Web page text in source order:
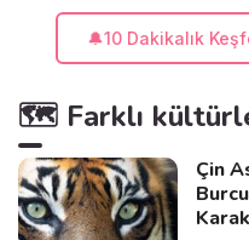
🔔10 Dakikalık
🗺️ Farklı
Çin